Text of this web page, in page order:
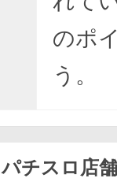
のポ
う。
チスロ店